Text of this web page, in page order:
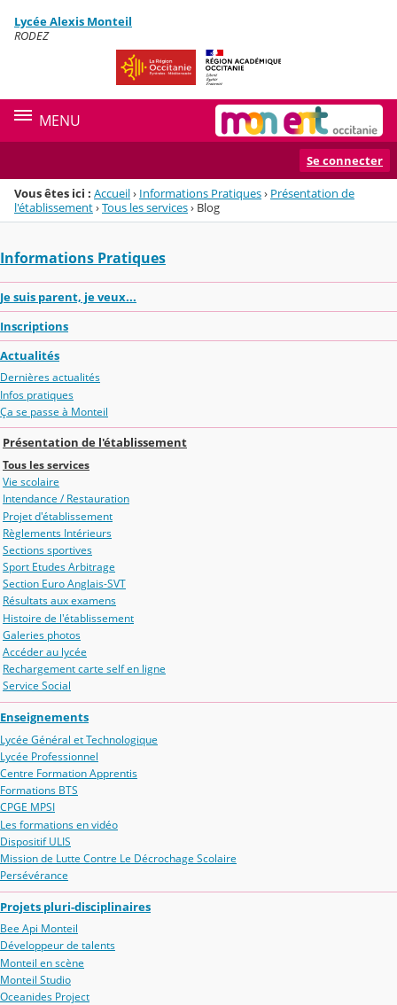
Menu de la rubrique
Contenu
Lycée Alexis Monteil
RODEZ
MENU
Se connecter
Vous êtes ici : Accueil› Informations Pratiques› Présentation de
l'établissement›Tous les services› Blog
Informations Pratiques
Je suis parent, je veux...
Inscriptions
Actualités
Dernières actualités
Infos pratiques
Ça se passe à Monteil
Présentation de l'établissement
Tous les services
Vie scolaire
Intendance / Restauration
Projet d'établissement
Règlements Intérieurs
Sections sportives
Sport Etudes Arbitrage
Section Euro Anglais-SVT
Résultats aux examens
Histoire de l'établissement
Galeries photos
Accéder au lycée
Rechargement carte self en ligne
Service Social
Enseignements
Lycée Général et Technologique
Lycée Professionnel
Centre Formation Apprentis
Formations BTS
CPGE MPSI
Les formations en vidéo
Dispositif ULIS
Mission de Lutte Contre Le Décrochage Scolaire
Persévérance
Projets pluri-disciplinaires
Bee Api Monteil
Développeur de talents
Monteil en scène
Monteil Studio
Oceanides Project